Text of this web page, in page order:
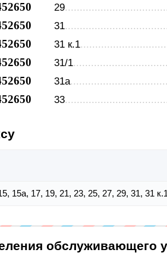
29
31
31 к.1
31/1
31а
33
15а, 17, 19, 21, 23, 25, 27, 29, 31, 31
обслуживающего